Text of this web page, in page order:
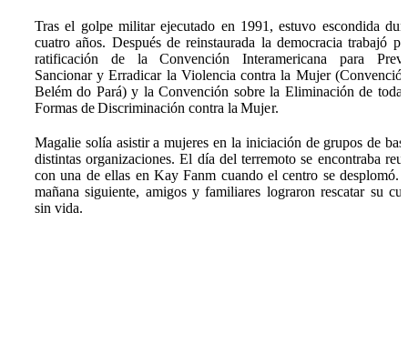
Tras el golpe militar ejecutado en 1991, estuvo escondida
cuatro años. Después de reinstaurada la democracia trabajó
ratificación de la Convención Interamericana para
Sancionar y Erradicar la Violencia contra la Mujer
Belém do Pará) y la Convención sobre la Eliminación de
Formas de Discriminación contra la Mujer.
Magalie solía asistir a mujeres en la iniciación de grupos de
distintas organizaciones. El día del terremoto se encontraba
con una de ellas en Kay Fanm cuando el centro se desplomó.
mañana siguiente, amigos y familiares lograron rescatar su
sin vida.